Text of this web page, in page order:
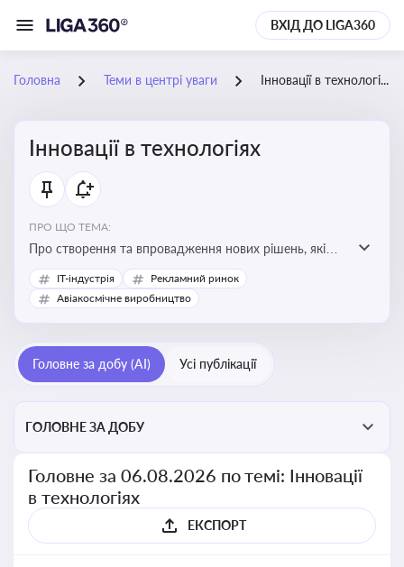
ВХІД ДО LIGA360
Головна Теми в центрі уваги Інновації в технологіях
Інновації в технологіях
ПРО ЩО ТЕМА:
Про створення та впровадження нових рішень, які
покращують ефективність, функціональність або
можливості технологічних продуктів і процесів.
IT-індустрія
Рекламний ринок
Авіакосмічне виробництво
Головне за добу (AI) Усі публікації
ГОЛОВНЕ ЗА ДОБУ
Головне за 06.08.2026 по темі: Інновації
в технологіях
ЕКСПОРТ